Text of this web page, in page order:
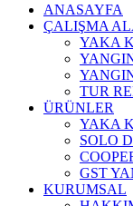
ANASAYFA
ÇALIŞMA
YAKA
TUR
ÜRÜNLER
YAKA
SOLO
GST
KURUMSAL